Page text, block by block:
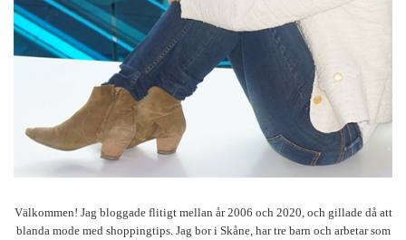
Välkommen! Jag bloggade flitigt mellan år 2006 och 2020, och gillade då att
blanda mode med shoppingtips. Jag bor i Skåne, har tre barn och arbetar som